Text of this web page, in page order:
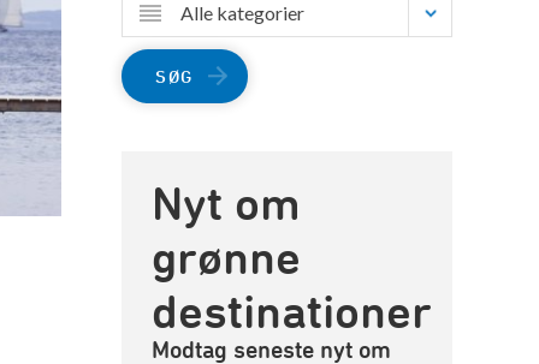
Alle kategorier
SØG
Nyt om
grønne
destinationer
Modtag seneste nyt om